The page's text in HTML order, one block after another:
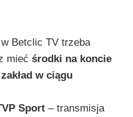
Betclic TV trzeba
mieć środki na koncie
w ciągu
Sport– transmisja